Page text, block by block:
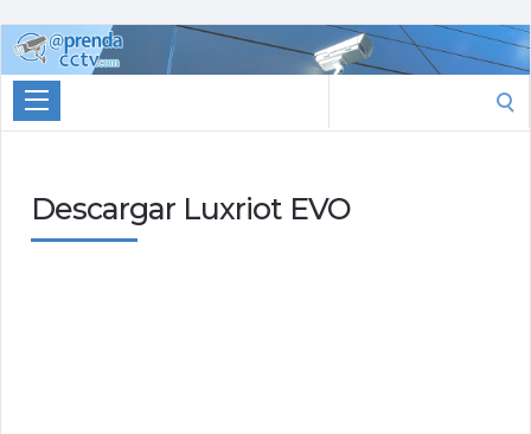
Aprenda
CCTV
for:
Descargar Luxriot EVO